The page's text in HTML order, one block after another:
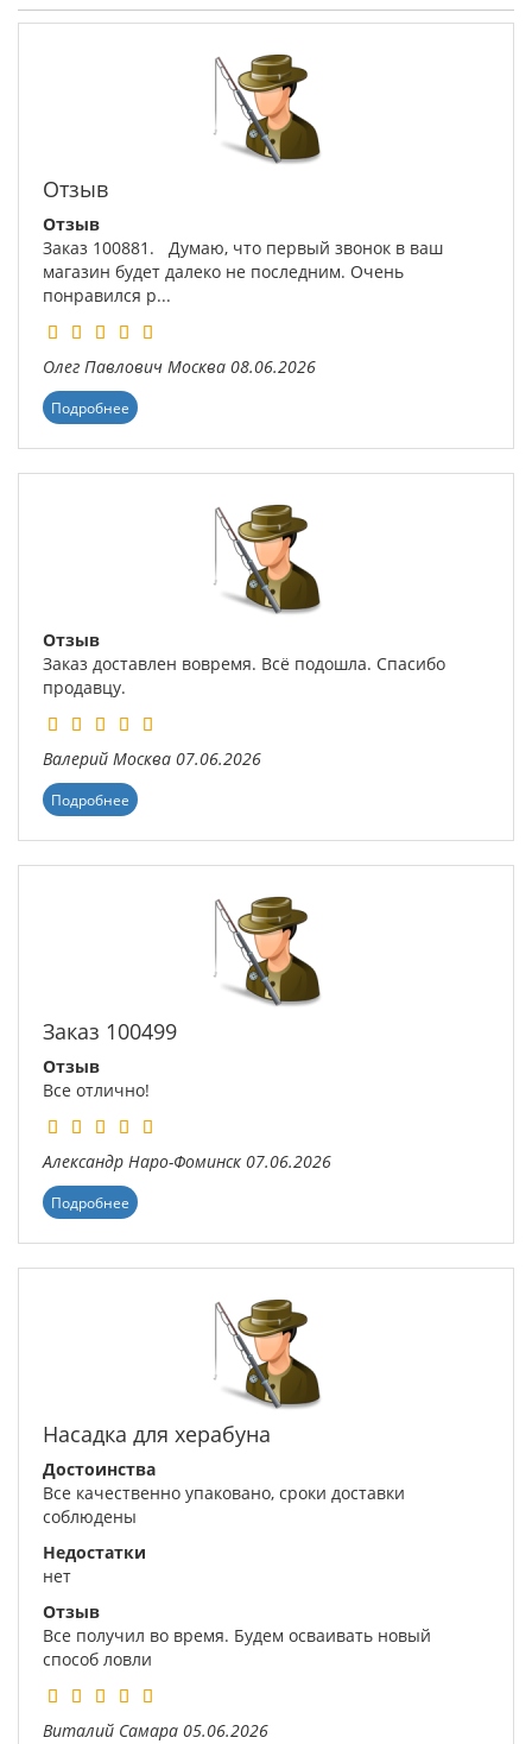
Отзыв
Отзыв
Заказ 100881. Думаю, что первый звонок в ваш
магазин будет далеко не последним. Очень
понравился р...
Олег Павлович Москва 08.06.2026
Подробнее
Отзыв
Заказ доставлен вовремя. Всё подошла. Спасибо
продавцу.
Валерий Москва 07.06.2026
Подробнее
Заказ 100499
Отзыв
Все отлично!
Александр Наро-Фоминск 07.06.2026
Подробнее
Насадка для херабуна
Достоинства
Все качественно упаковано, сроки доставки
соблюдены
Недостатки
нет
Отзыв
Все получил во время. Будем осваивать новый
способ ловли
Виталий Самара 05.06.2026